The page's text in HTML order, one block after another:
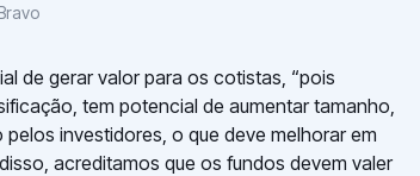
de gerar valor para os cotistas, “pois
tem potencial de aumentar tamanho,
investidores, o que deve melhorar em
acreditamos que os fundos devem valer